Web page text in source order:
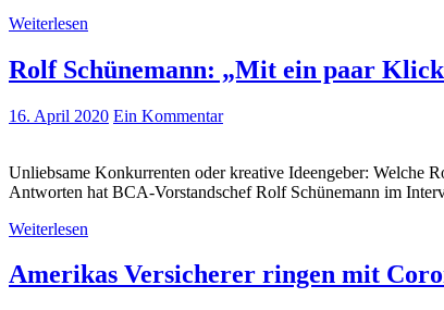
Weiterlesen
Rolf Schünemann: „Mit ein paar
16. April 2020 Ein Kommentar
Unliebsame Konkurrenten oder kreative Ideengeber: Welche
Antworten hat BCA-Vorstandschef Rolf Schünemann im
Weiterlesen
Amerikas Versicherer ringen mit